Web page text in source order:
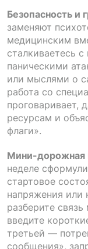
Безопасность и
заменяют
медицинским
сталкиваетесь
паническими
или мыслями о
работа со
проговаривает,
ресурсам и
флаги».
Мини-дорожная
неделе
стартовое
напряжения или
разберите
введите
третьей —
сообщения»,